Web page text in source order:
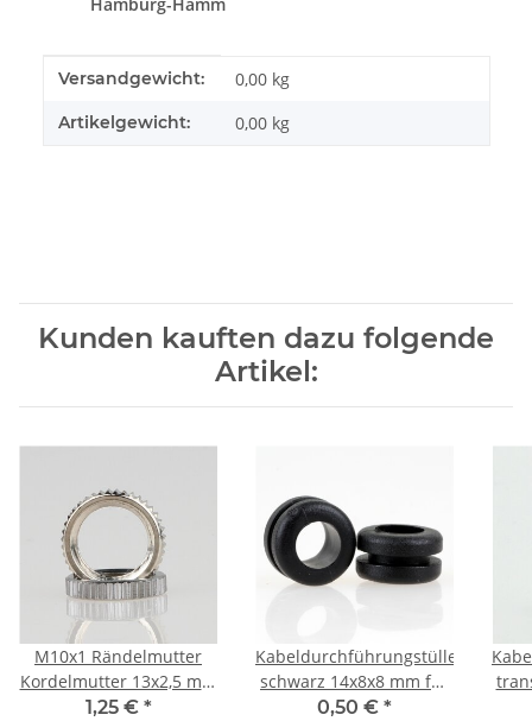
Produkteigenschaft
Wert
Versandgewicht: 0,00 kg
Artikelgewicht: 0,00 kg
Kunden kauften dazu folgende
Artikel:
M10x1 Rändelmutter
Kordelmutter 13x2,5 mm
verchromt
1,25 € *
Kabeldurchführungstülle
schwarz 14x8x8 mm für
10 mm Lochbohrung
0,50 € *